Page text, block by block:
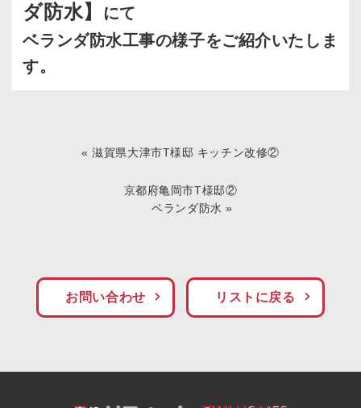
ダ防水】
にて
ベランダ防水工事の様子をご紹介いたしま
す。
«滋賀県大津市T様邸 キッチン改修②
京都府亀岡市T様邸②
ベランダ防水 »
お問い合わせ リストに戻る